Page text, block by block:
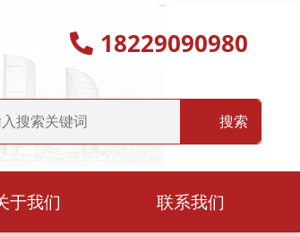
18229090980
于我们 联系我们